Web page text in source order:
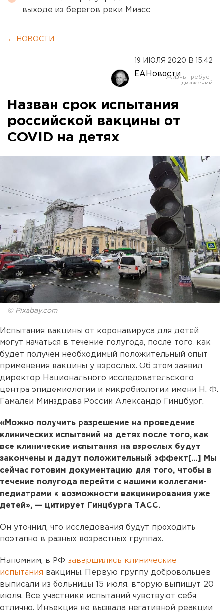
выходе из берегов реки Миасс
← НОВОСТИ
19 ИЮЛЯ 2020 В 15:42
ЕАНовости
Назван срок испытания
российской вакцины от
COVID на детях
© Pixabay.com
Испытания вакцины от коронавируса для детей
могут начаться в течение полугода, после того, как
будет получен необходимый положительный опыт
применения вакцины у взрослых. Об этом заявил
директор Национального исследовательского
центра эпидемиологии и микробиологии имени Н. Ф.
Гамалеи Минздрава России Александр Гинцбург.
«Можно получить разрешение на проведение
клинических испытаний на детях после того, как
все клинические испытания на взрослых будут
закончены и дадут положительный эффект[...] Мы
сейчас готовим документацию для того, чтобы в
течение полугода перейти с нашими коллегами-
педиатрами к возможности вакцинирования уже
детей», — цитирует Гинцбурга ТАСС.
Он уточнил, что исследования будут проходить
поэтапно в разных возрастных группах.
Напомним, в РФ завершились клинические
испытания вакцины. Первую группу добровольцев
выписали из больницы 15 июля, вторую выпишут 20
июля. Все участники испытаний чувствуют себя
отлично. Инъекция не вызвала негативной реакции